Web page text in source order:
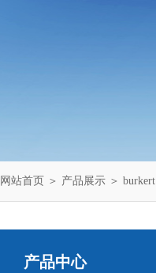
网站首页 ＞ 产品展示 ＞ burkert
产品中心